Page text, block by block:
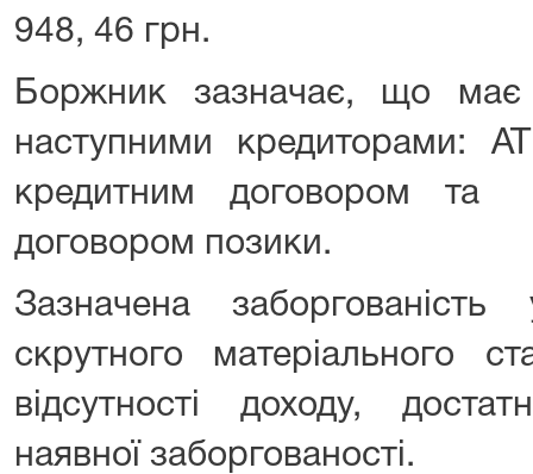
948, 46 грн.
Боржник зазначає, що має
наступними кредиторами:
кредитним договором
договором позики.
Зазначена заборгованість
скрутного матеріального
відсутності доходу,
наявної заборгованості.